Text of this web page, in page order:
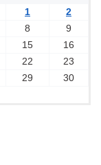
1
2
8
9
15
16
22
23
29
30